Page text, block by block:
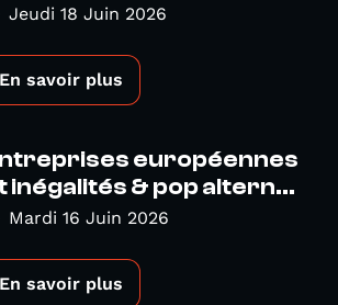
Jeudi 18 Juin 2026
En savoir plus
européennes
inégalités & pop altern...
Mardi 16 Juin 2026
En savoir plus